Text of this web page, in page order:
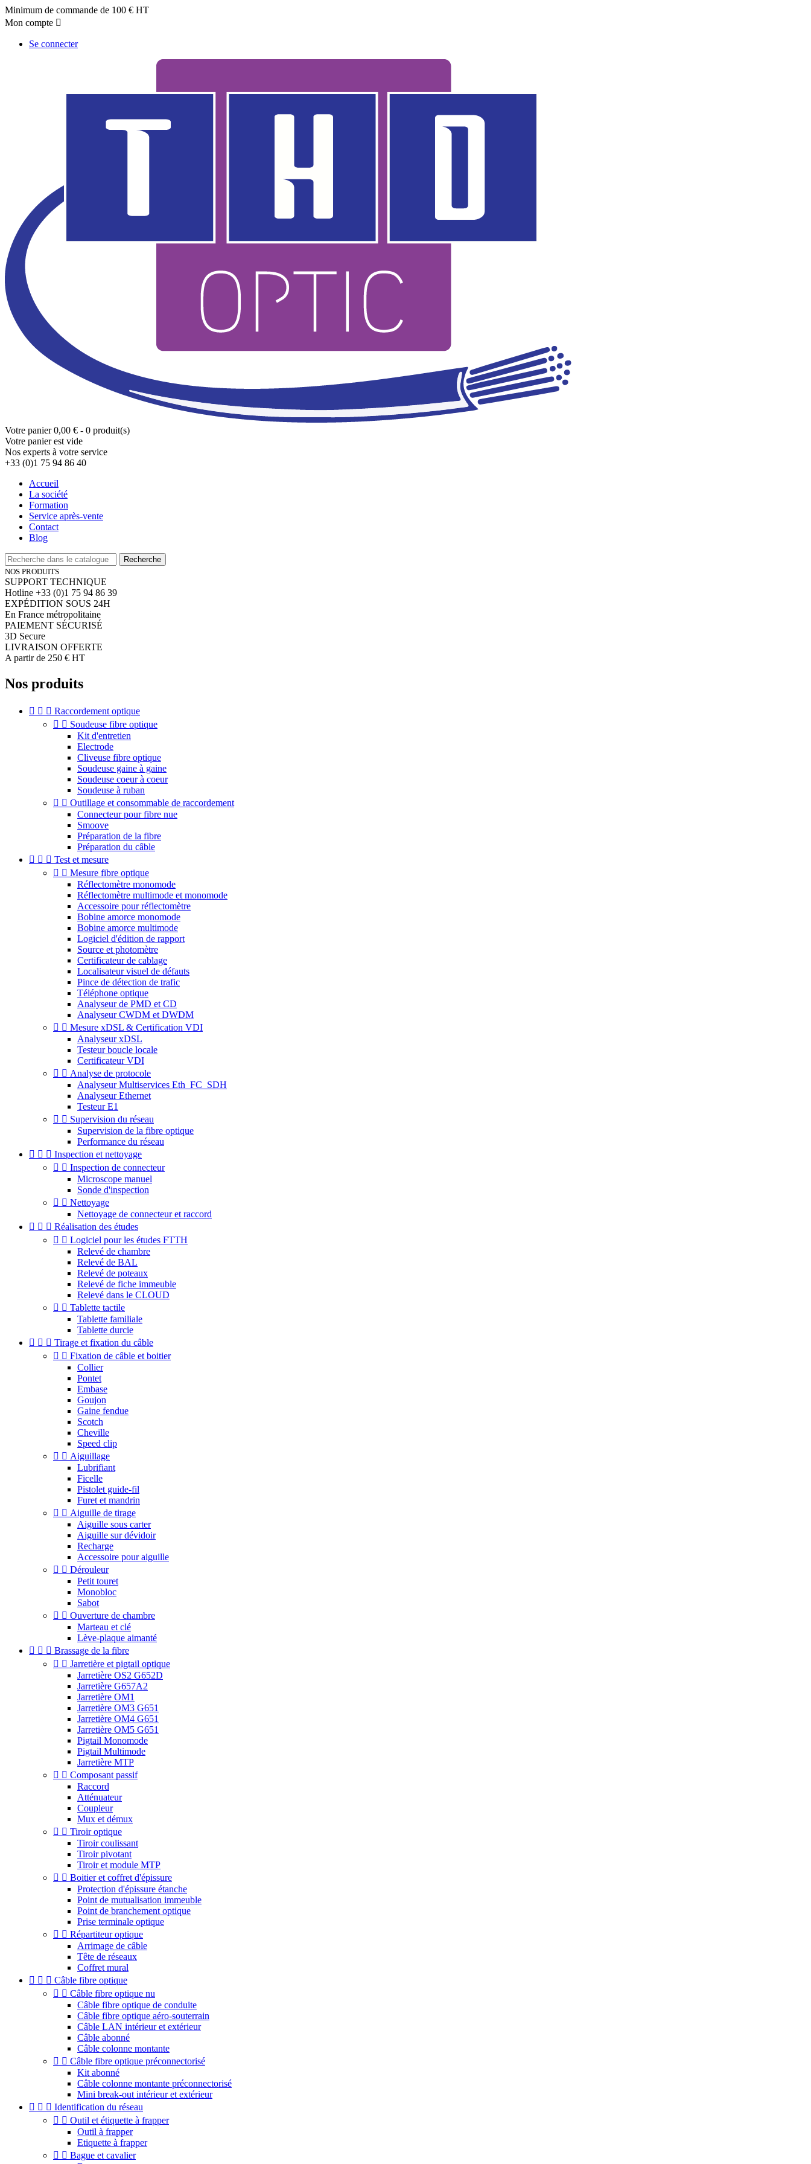
Minimum de commande de 100 € HT
Mon compte 
Se connecter
Votre panier 0,00 € - 0 produit(s)
Votre panier est vide
Nos experts à votre service
+33 (0)1 75 94 86 40
Accueil
La société
Formation
Service après-vente
Contact
Blog
Recherche
NOS PRODUITS
SUPPORT TECHNIQUE
Hotline +33 (0)1 75 94 86 39
EXPÉDITION SOUS 24H
En France métropolitaine
PAIEMENT SÉCURISÉ
3D Secure
LIVRAISON OFFERTE
A partir de 250 € HT
Nos produits
   Raccordement optique
  Soudeuse fibre optique
Kit d'entretien
Electrode
Cliveuse fibre optique
Soudeuse gaine à gaine
Soudeuse coeur à coeur
Soudeuse à ruban
  Outillage et consommable de raccordement
Connecteur pour fibre nue
Smoove
Préparation de la fibre
Préparation du câble
   Test et mesure
  Mesure fibre optique
Réflectomètre monomode
Réflectomètre multimode et monomode
Accessoire pour réflectomètre
Bobine amorce monomode
Bobine amorce multimode
Logiciel d'édition de rapport
Source et photomètre
Certificateur de cablage
Localisateur visuel de défauts
Pince de détection de trafic
Téléphone optique
Analyseur de PMD et CD
Analyseur CWDM et DWDM
  Mesure xDSL & Certification VDI
Analyseur xDSL
Testeur boucle locale
Certificateur VDI
  Analyse de protocole
Analyseur Multiservices Eth_FC_SDH
Analyseur Ethernet
Testeur E1
  Supervision du réseau
Supervision de la fibre optique
Performance du réseau
   Inspection et nettoyage
  Inspection de connecteur
Microscope manuel
Sonde d'inspection
  Nettoyage
Nettoyage de connecteur et raccord
   Réalisation des études
  Logiciel pour les études FTTH
Relevé de chambre
Relevé de BAL
Relevé de poteaux
Relevé de fiche immeuble
Relevé dans le CLOUD
  Tablette tactile
Tablette familiale
Tablette durcie
   Tirage et fixation du câble
  Fixation de câble et boitier
Collier
Pontet
Embase
Goujon
Gaine fendue
Scotch
Cheville
Speed clip
  Aiguillage
Lubrifiant
Ficelle
Pistolet guide-fil
Furet et mandrin
  Aiguille de tirage
Aiguille sous carter
Aiguille sur dévidoir
Recharge
Accessoire pour aiguille
  Dérouleur
Petit touret
Monobloc
Sabot
  Ouverture de chambre
Marteau et clé
Lève-plaque aimanté
   Brassage de la fibre
  Jarretière et pigtail optique
Jarretière OS2 G652D
Jarretière G657A2
Jarretière OM1
Jarretière OM3 G651
Jarretière OM4 G651
Jarretière OM5 G651
Pigtail Monomode
Pigtail Multimode
Jarretière MTP
  Composant passif
Raccord
Atténuateur
Coupleur
Mux et démux
  Tiroir optique
Tiroir coulissant
Tiroir pivotant
Tiroir et module MTP
  Boitier et coffret d'épissure
Protection d'épissure étanche
Point de mutualisation immeuble
Point de branchement optique
Prise terminale optique
  Répartiteur optique
Arrimage de câble
Tête de réseaux
Coffret mural
   Câble fibre optique
  Câble fibre optique nu
Câble fibre optique de conduite
Câble fibre optique aéro-souterrain
Câble LAN intérieur et extérieur
Câble abonné
Câble colonne montante
  Câble fibre optique préconnectorisé
Kit abonné
Câble colonne montante préconnectorisé
Mini break-out intérieur et extérieur
   Identification du réseau
  Outil et étiquette à frapper
Outil à frapper
Etiquette à frapper
  Bague et cavalier